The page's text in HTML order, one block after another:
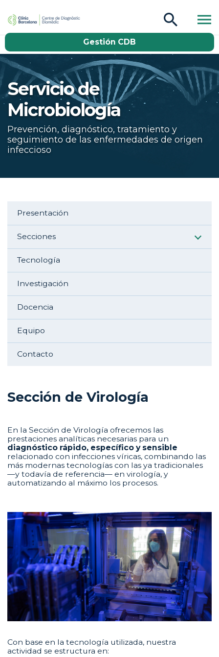
Buscar
Gestión CDB
Servicio de
Microbiología
Prevención, diagnóstico, tratamiento y
seguimiento de las enfermedades de origen
infeccioso
Aside navigation
Presentación
Secciones
Tecnología
Investigación
Docencia
Equipo
Contacto
Sección de Virología
En la Sección de Virología ofrecemos las
prestaciones analíticas necesarias para un
diagnóstico rápido, específico y sensible
relacionado con infecciones víricas, combinando las
más modernas tecnologías con las ya tradicionales
—y todavía de referencia— en virología, y
automatizando al máximo los procesos.
Con base en la tecnología utilizada, nuestra
actividad se estructura en: